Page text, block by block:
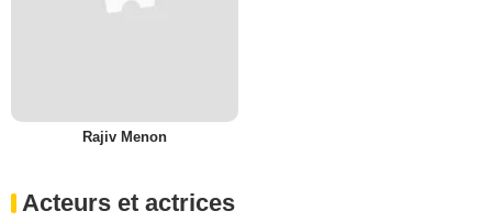
Rajiv Menon
Acteurs et actrices